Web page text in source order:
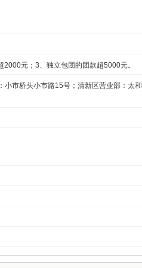
元；3、独立包团的团款超5000元。
小市桥头小市路15号；清新区营业部：太和